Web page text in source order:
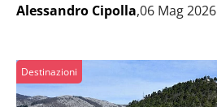
Alessandro Cipolla,06 Mag 2026
Destinazioni